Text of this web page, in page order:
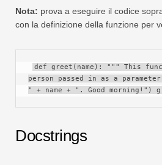
Nota: prova a eseguire il codice
con la definizione della funzione per
def greet(name): """ This
person passed in as a
" + name + ". Good morning!")
Docstrings